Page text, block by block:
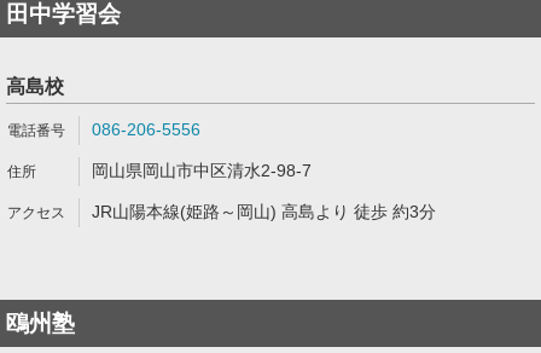
田中学習会
高島校
086-206-5556
岡山県岡山市中区清水2-98-7
JR山陽本線(姫路～岡山) 高島より 徒歩 約3分
鴎州塾